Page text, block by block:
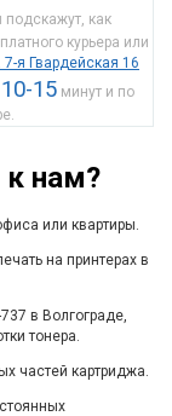
как
курьера или
7-я Гвардейская 16
10-15 минут и по
к нам?
или квартиры.
на принтерах в
в Волгограде,
тонера.
частей картриджа.